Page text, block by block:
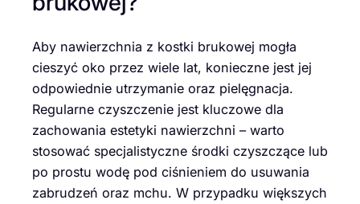
Aby nawierzchnia z kostki brukowej mogła
cieszyć oko przez wiele lat, konieczne jest jej
odpowiednie utrzymanie oraz pielęgnacja.
Regularne czyszczenie jest kluczowe dla
zachowania estetyki nawierzchni – warto
stosować specjalistyczne środki czyszczące lub
po prostu wodę pod ciśnieniem do usuwania
zabrudzeń oraz mchu. W przypadku większych